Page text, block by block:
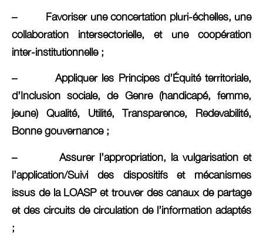
– Favoriser une concertation pluri-échelles, une
collaboration intersectorielle, et une coopération
inter-institutionnelle ;
– Appliquer les Principes d’Équité territoriale,
d’Inclusion sociale, de Genre (handicapé, femme,
jeune) Qualité, Utilité, Transparence, Redevabilité,
Bonne gouvernance ;
– Assurer l’appropriation, la vulgarisation et
l’application/Suivi des dispositifs et mécanismes
issus de la LOASP et trouver des canaux de partage
et des circuits de circulation de l’information adaptés
;